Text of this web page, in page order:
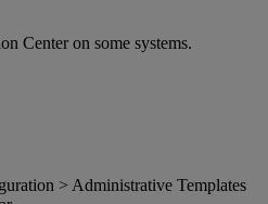
Center on some systems.
> Administrative Templates